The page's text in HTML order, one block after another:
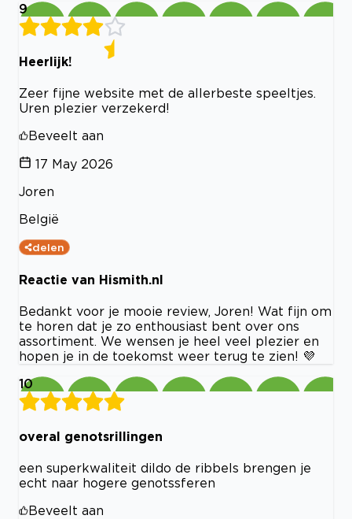
9
Heerlijk!
Zeer fijne website met de allerbeste speeltjes.
Uren plezier verzekerd!
Beveelt aan
17 May 2026
Joren
België
delen
Reactie van Hismith.nl
Bedankt voor je mooie review, Joren! Wat fijn om
te horen dat je zo enthousiast bent over ons
assortiment. We wensen je heel veel plezier en
hopen je in de toekomst weer terug te zien! 💜
10
overal genotsrillingen
een superkwaliteit dildo de ribbels brengen je
echt naar hogere genotssferen
Beveelt aan